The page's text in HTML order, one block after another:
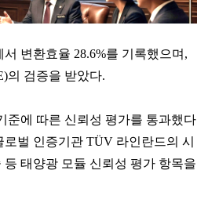
변환효율 28.6%를 기록했으며,
의 검증을 받았다.
준에 따른 신뢰성 평가를 통과했다
벌 인증기관 TÜV 라인란드의 시
태양광 모듈 신뢰성 평가 항목을